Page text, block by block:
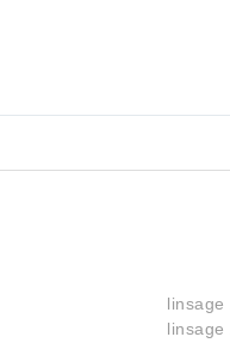
linsage
linsage